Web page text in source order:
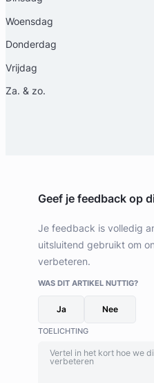
Woensdag
Donderdag
Vrijdag
Za. & zo.
Geef je feedback op
Je feedback is volledig
uitsluitend gebruikt om
verbeteren.
WAS DIT ARTIKEL NUTTIG?
Ja Nee
TOELICHTING